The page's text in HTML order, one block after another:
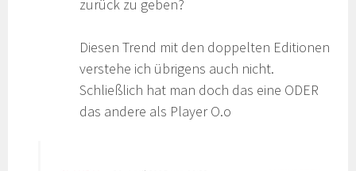
zurück zu geben?
Diesen Trend mit den doppelten Editionen
verstehe ich übrigens auch nicht.
Schließlich hat man doch das eine ODER
das andere als Player O.o